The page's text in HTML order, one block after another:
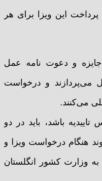
این ویزا برای هر
و دعوت نامه عمل
را کامل می‌پردازند و درخواست
می‌کنند.
باشد، باید در دو
پرداخت شود. 456 پوند هنگام درخواست ویزا و
به وزارت کشور انگلستان